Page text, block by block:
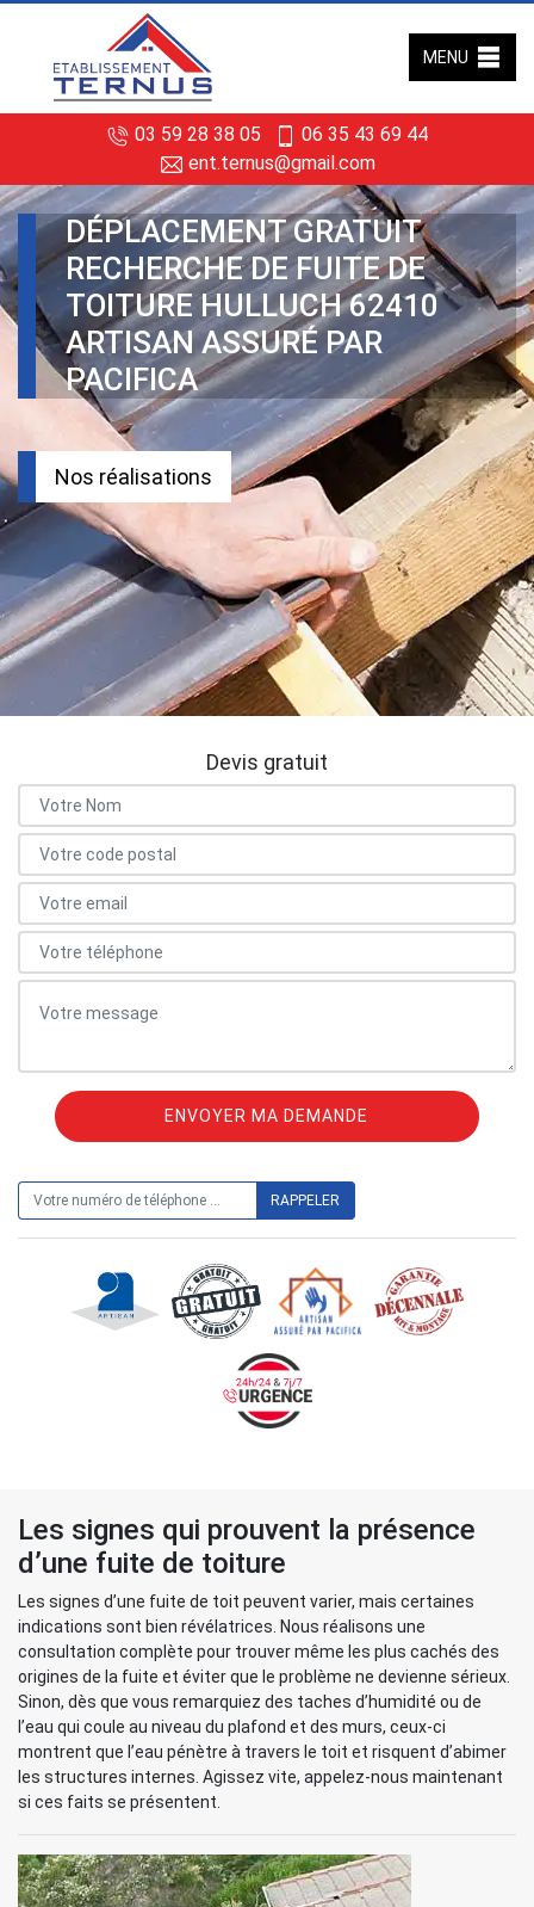
03 59 28 38 05
06 35 43 69 44
ent.ternus@gmail.com
MENU
DÉPLACEMENT GRATUIT
RECHERCHE DE FUITE DE
TOITURE HULLUCH 62410
ARTISAN ASSURÉ PAR
PACIFICA
Nos réalisations
Devis gratuit
Les signes qui prouvent la présence
d’une fuite de toiture
Les signes d’une fuite de toit peuvent varier, mais certaines
indications sont bien révélatrices. Nous réalisons une
consultation complète pour trouver même les plus cachés des
origines de la fuite et éviter que le problème ne devienne sérieux.
Sinon, dès que vous remarquiez des taches d’humidité ou de
l’eau qui coule au niveau du plafond et des murs, ceux-ci
montrent que l’eau pénètre à travers le toit et risquent d’abimer
les structures internes. Agissez vite, appelez-nous maintenant
si ces faits se présentent.